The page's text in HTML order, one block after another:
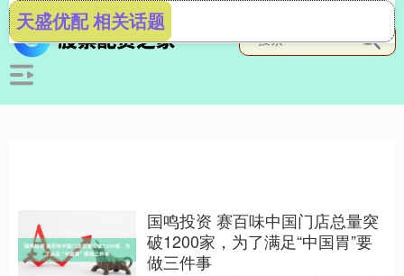
天盛优配 相关话题
国鸣投资 赛百味中国门店总量突
破1200家，为了满足“中国胃”要
做三件事